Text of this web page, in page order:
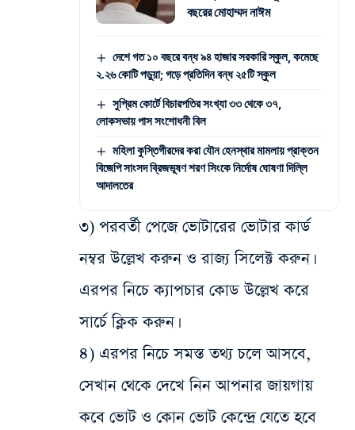
বছরের মোহাম্মদ নাঈম
দেশে গত ১০ বছরে বন্ধ ৯৪ হাজার সরকারি স্কুল, কমেছে
২.২৬ কোটি পড়ুয়া; গড়ে প্রতিদিন বন্ধ ২৫টি স্কুল
সুপ্রিম কোর্টে বিচারপতির সংখ্যা ৩৩ থেকে ৩৭,
লোকসভায় পাস সংশোধনী বিল
মহিলা কুস্তিগীরদের করা যৌন হেনস্থার মামলায় প্রাক্তন
বিজেপি সাংসদ ব্রিজভূষণ শরণ সিংকে নির্দোষ ঘোষণা দিল্লি
আদালতের
৩) পরবর্তী পেজে ভোটারের ভোটার কার্ড
নম্বর উল্লেখ করুন ও রাজ্য সিলেক্ট করুন।
এরপর নিচে ক্যাপচার কোড উল্লেখ করে
সার্চে ক্লিক করুন।
৪) এরপর নিচে সমস্ত তথ্য চলে আসবে,
সেখান থেকে দেখে নিন আপনার জায়গায়
কবে ভোট ও কোন ভোট কেন্দ্রে যেতে হবে